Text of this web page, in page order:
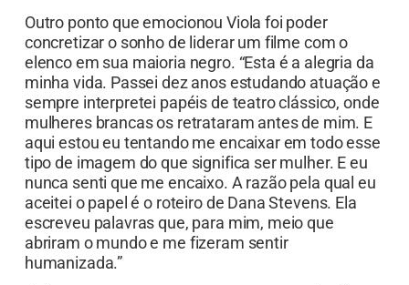
Outro ponto que emocionou Viola foi poder
concretizar o sonho de liderar um filme com o
elenco em sua maioria negro. “Esta é a alegria da
minha vida. Passei dez anos estudando atuação e
sempre interpretei papéis de teatro clássico, onde
mulheres brancas os retrataram antes de mim. E
aqui estou eu tentando me encaixar em todo esse
tipo de imagem do que significa ser mulher. E eu
nunca senti que me encaixo. A razão pela qual eu
aceitei o papel é o roteiro de Dana Stevens. Ela
escreveu palavras que, para mim, meio que
abriram o mundo e me fizeram sentir
humanizada.”